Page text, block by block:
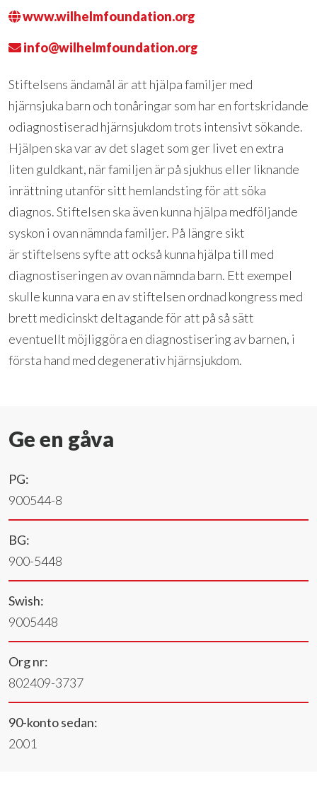
www.wilhelmfoundation.org
info@wilhelmfoundation.org
Stiftelsens ändamål är att hjälpa familjer med
hjärnsjuka barn och tonåringar som har en fortskridande
odiagnostiserad hjärnsjukdom trots intensivt sökande.
Hjälpen ska var av det slaget som ger livet en extra
liten guldkant, när familjen är på sjukhus eller liknande
inrättning utanför sitt hemlandsting för att söka
diagnos. Stiftelsen ska även kunna hjälpa medföljande
syskon i ovan nämnda familjer. På längre sikt
är stiftelsens syfte att också kunna hjälpa till med
diagnostiseringen av ovan nämnda barn. Ett exempel
skulle kunna vara en av stiftelsen ordnad kongress med
brett medicinskt deltagande för att på så sätt
eventuellt möjliggöra en diagnostisering av barnen, i
första hand med degenerativ hjärnsjukdom.
Ge en gåva
PG:
900544-8
BG:
900-5448
Swish:
9005448
Org nr:
802409-3737
90-konto sedan:
2001